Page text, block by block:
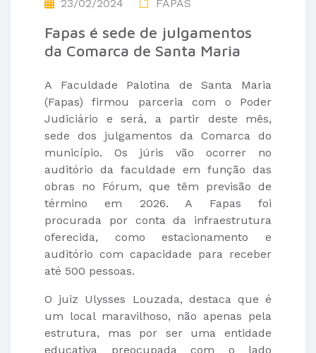
23/02/2024 FAPAS
Fapas é sede de julgamentos
da Comarca de Santa Maria
A Faculdade Palotina de Santa Maria
(Fapas) firmou parceria com o Poder
Judiciário e será, a partir deste mês,
sede dos julgamentos da Comarca do
município. Os júris vão ocorrer no
auditório da faculdade em função das
obras no Fórum, que têm previsão de
término em 2026. A Fapas foi
procurada por conta da infraestrutura
oferecida, como estacionamento e
auditório com capacidade para receber
até 500 pessoas.
O juiz Ulysses Louzada, destaca que é
um local maravilhoso, não apenas pela
estrutura, mas por ser uma entidade
educativa preocupada com o lado